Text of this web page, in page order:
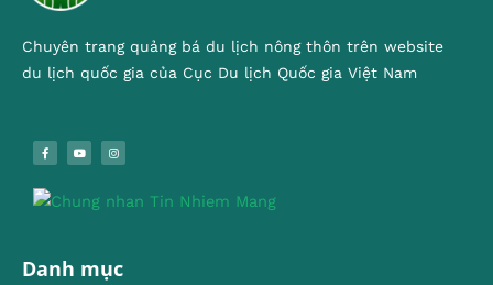
Chuyên trang quảng bá du lịch nông thôn trên website
du lịch quốc gia của Cục Du lịch Quốc gia Việt Nam
Danh mục